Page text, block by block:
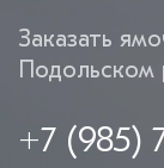
Заказать
Подольском
+7 (985)